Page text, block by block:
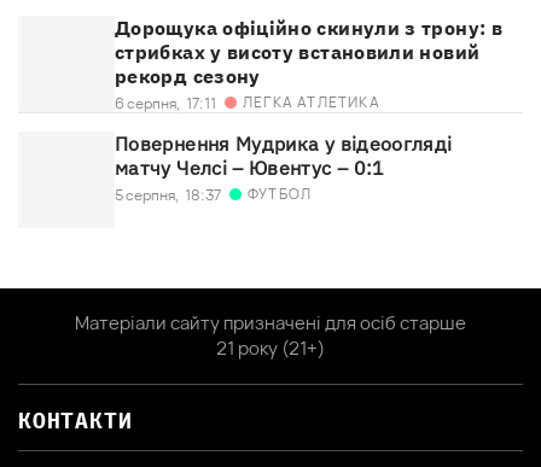
Дорощука офіційно скинули з трону: в
стрибках у висоту встановили новий
рекорд сезону
6 серпня, 17:11 ЛЕГКА АТЛЕТИКА
Повернення Мудрика у відеоогляді
матчу Челсі – Ювентус – 0:1
5 серпня, 18:37 ФУТБОЛ
Матеріали сайту призначені для осіб старше
21 року (21+)
КОНТАКТИ